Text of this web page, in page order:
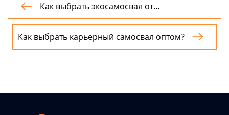

Как выбрать экосамосвал от
производителя?
Как выбрать карьерный самосвал оптом?
